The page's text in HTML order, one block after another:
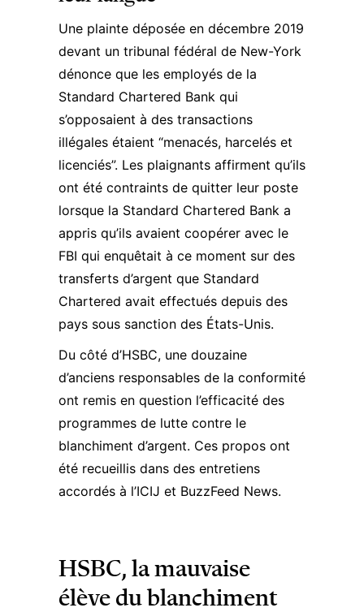
Une plainte déposée en décembre 2019
devant un tribunal fédéral de New-York
dénonce que les employés de la
Standard Chartered Bank qui
s’opposaient à des transactions
illégales étaient “menacés, harcelés et
licenciés”. Les plaignants affirment qu’ils
ont été contraints de quitter leur poste
lorsque la Standard Chartered Bank a
appris qu’ils avaient coopérer avec le
FBI qui enquêtait à ce moment sur des
transferts d’argent que Standard
Chartered avait effectués depuis des
pays sous sanction des États-Unis.
Du côté d’HSBC, une douzaine
d’anciens responsables de la conformité
ont remis en question l’efficacité des
programmes de lutte contre le
blanchiment d’argent. Ces propos ont
été recueillis dans des entretiens
accordés à l’ICIJ et BuzzFeed News.
HSBC, la mauvaise
élève du blanchiment